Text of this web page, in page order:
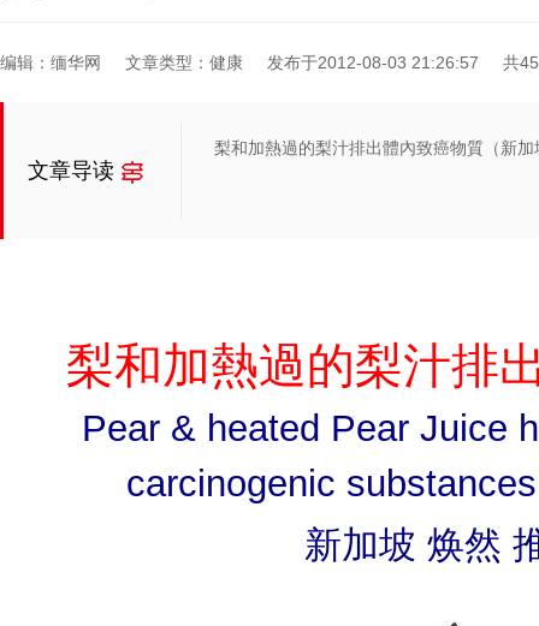
编辑：缅华网 文章类型：健康 发布于2012-08-03 21:26:57 共
文章导读
梨和加熱過的梨汁排出體內致癌物質（新
梨和加熱過的梨汁排
Pear & heated Pear Juice
carcinogenic
新加坡 焕然